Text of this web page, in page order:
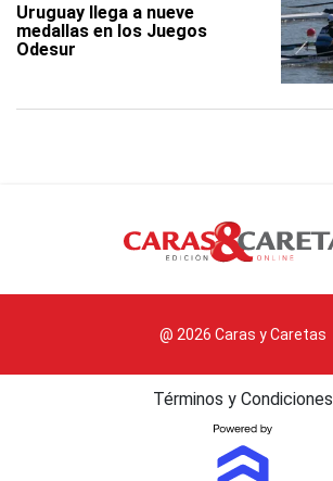
Uruguay llega a nueve
medallas en los Juegos
Odesur
@ 2026 Caras y Caretas
Términos y Condiciones